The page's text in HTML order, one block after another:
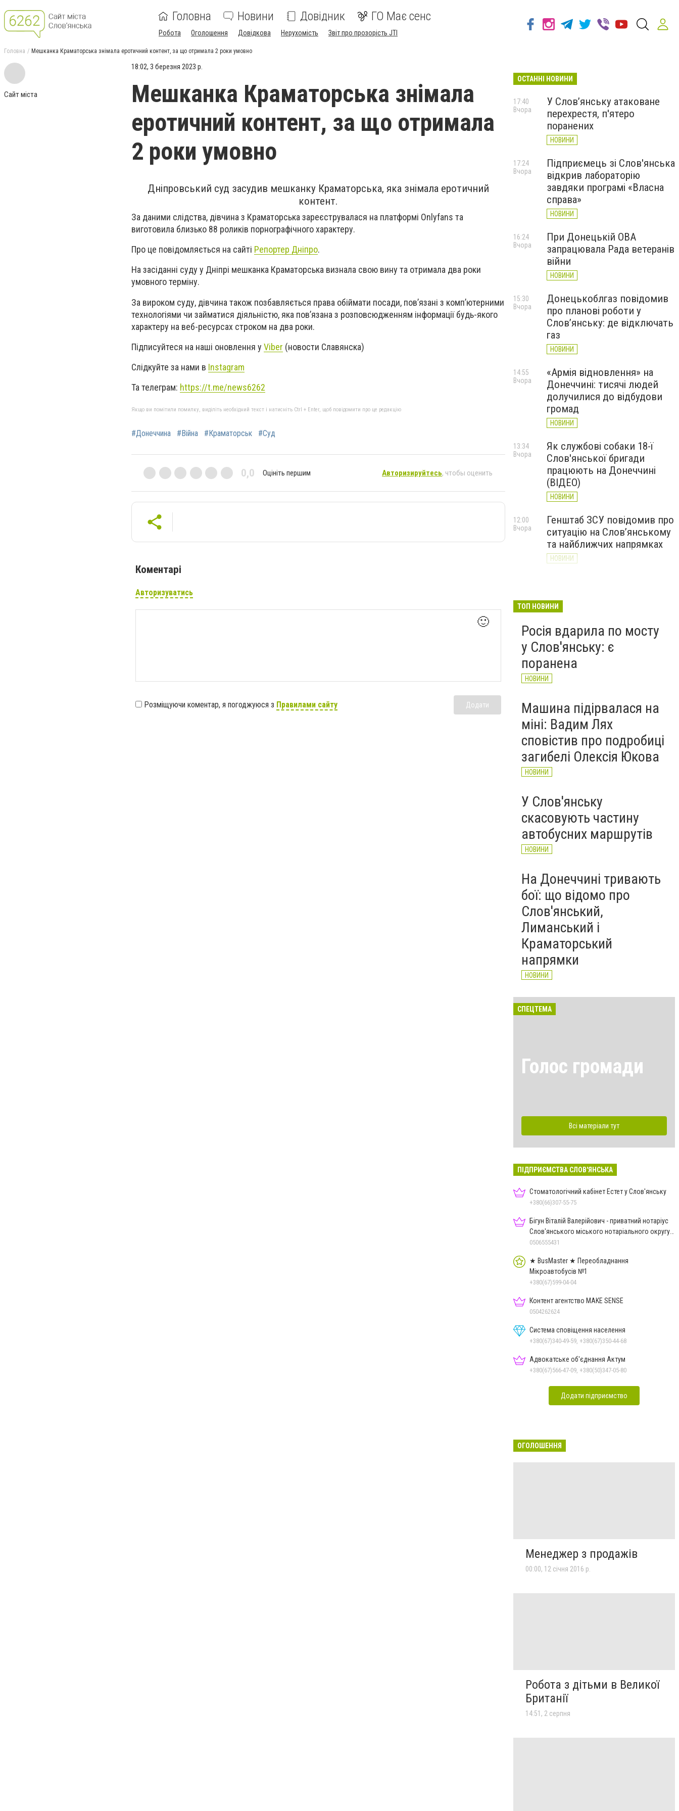
Головна Новини Довідник ГО Має сенс
Робота Оголошення Довідкова Нерухомість Звіт про прозорість JTI
Головна Мешканка Краматорська знімала еротичний контент, за що отримала 2 роки умовно
Сайт міста
18:02, 3 березня 2023 р.
Мешканка Краматорська знімала
еротичний контент, за що отримала
2 роки умовно
Дніпровський суд засудив мешканку Краматорська, яка знімала еротичний
контент.
За даними слідства, дівчина з Краматорська зареєструвалася на платформі Onlyfans та
виготовила близько 88 роликів порнографічного характеру.
Про це повідомляється на сайті Репортер Дніпро.
На засіданні суду у Дніпрі мешканка Краматорська визнала свою вину та отримала два роки
умовного терміну.
За вироком суду, дівчина також позбавляється права обіймати посади, пов’язані з комп’ютерними
технологіями чи займатися діяльністю, яка пов’язана з розповсюдженням інформації будь-якого
характеру на веб-ресурсах строком на два роки.
Підписуйтеся на наші оновлення у Viber (новости Славянска)
Слідкуйте за нами в Instagram
Та телеграм: https://t.me/news6262
Якщо ви помітили помилку, виділіть необхідний текст і натисніть Ctrl + Enter, щоб повідомити про це редакцію
#Донеччина #Війна #Краматорськ #Суд
0,0 Оцініть першим Авторизируйтесь, чтобы оценить
Коментарі
Авторизуватись
🙂
Розміщуючи коментар, я погоджуюся з Правилами сайту Додати
ОСТАННІ НОВИНИ
У Слов’янську атаковане
перехрестя, п'ятеро
поранених
НОВИНИ
17:40
Вчора
Підприємець зі Слов'янська
відкрив лабораторію
завдяки програмі «Власна
справа»
НОВИНИ
17:24
Вчора
При Донецькій ОВА
запрацювала Рада ветеранів
війни
НОВИНИ
16:24
Вчора
Донецькоблгаз повідомив
про планові роботи у
Слов’янську: де відключать
газ
НОВИНИ
15:30
Вчора
«Армія відновлення» на
Донеччині: тисячі людей
долучилися до відбудови
громад
НОВИНИ
14:55
Вчора
Як службові собаки 18-ї
Слов'янської бригади
працюють на Донеччині
(ВІДЕО)
НОВИНИ
13:34
Вчора
Генштаб ЗСУ повідомив про
ситуацію на Слов’янському
та найближчих напрямках
НОВИНИ
12:00
Вчора
великої війни: 7 серпня
ТОП НОВИНИ
Росія вдарила по мосту
у Слов'янську: є
поранена
НОВИНИ
Машина підірвалася на
міні: Вадим Лях
сповістив про подробиці
загибелі Олексія Юкова
НОВИНИ
У Слов'янську
скасовують частину
автобусних маршрутів
НОВИНИ
На Донеччині тривають
бої: що відомо про
Слов'янський,
Лиманський і
Краматорський
напрямки
НОВИНИ
СПЕЦТЕМА
Голос громади
Всі матеріали тут
ПІДПРИЄМСТВА СЛОВ'ЯНСЬКА
Стоматологічний кабінет Естет у Слов'янську
+380(66)307-55-75
Бігун Віталій Валерійович - приватний нотаріус
Слов'янського міського нотаріального округу
Дон.обл.
0506555431
★ BusMaster ★ Переобладнання
Мікроавтобусів №1
+380(67)599-04-04
Контент агентство MAKE SENSE
0504262624
Система сповіщення населення
+380(67)340-49-59, +380(67)350-44-68
Адвокатське об'єднання Актум
+380(67)566-47-09, +380(50)347-05-80
Додати підприємство
ОГОЛОШЕННЯ
Менеджер з продажів
00:00, 12 січня 2016 р.
Робота з дітьми в Великої
Британії
14:51, 2 серпня